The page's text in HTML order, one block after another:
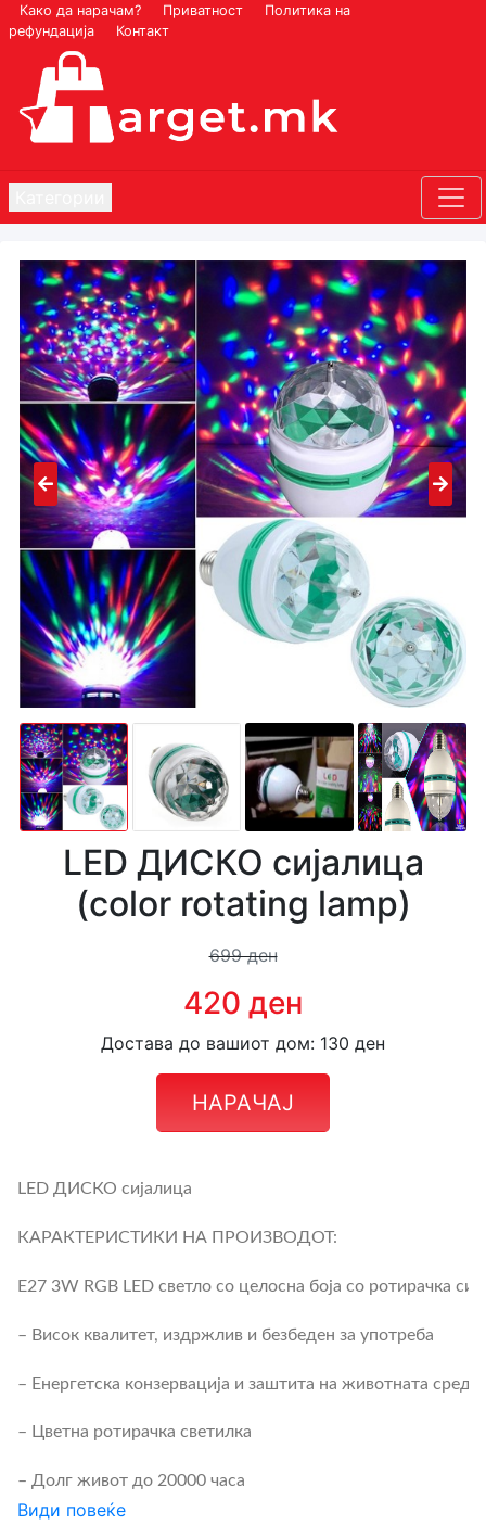
Како да нарачам? Приватност
Политика на
рефундација
Контакт
LED ДИСКО сијалица
(color rotating lamp)
699 ден
420 ден
Достава до вашиот дом: 130 ден
НАРАЧАЈ
LED ДИСКО сијалица
КАРАКТЕРИСТИКИ НА ПРОИЗВОДОТ:
E27 3W RGB LED светло со целосна боја со ротирачка
– Висок квалитет, издржлив и безбеден за употреба
– Енергетска конзервација и заштита на животната
– Цветна ротирачка светилка
– Долг живот до 20000 часа
Види повеќе